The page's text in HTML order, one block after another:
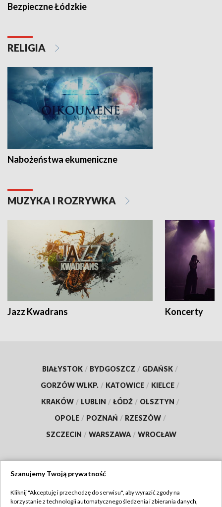
Bezpieczne Łódzkie
RELIGIA
Nabożeństwa ekumeniczne
MUZYKA I ROZRYWKA
Jazz Kwadrans Koncerty
BIAŁYSTOK / BYDGOSZCZ / GDAŃSK /
GORZÓW WLKP. / KATOWICE / KIELCE /
KRAKÓW / LUBLIN / ŁÓDŹ / OLSZTYN /
OPOLE / POZNAŃ / RZESZÓW /
SZCZECIN / WARSZAWA / WROCŁAW
TVP
Szanujemy Twoją prywatność
Kliknij "Akceptuję i przechodzę do serwisu", aby wyrazić zgody na
korzystanie z technologii automatycznego śledzenia i zbierania danych,